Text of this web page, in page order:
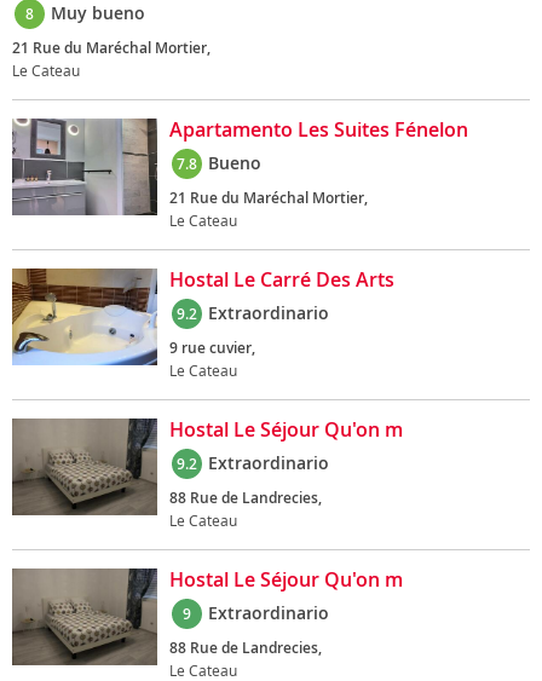
8 Muy bueno
21 Rue du Maréchal Mortier,
Le Cateau
Apartamento Les Suites Fénelon
7.8 Bueno
21 Rue du Maréchal Mortier,
Le Cateau
Hostal Le Carré Des Arts
9.2 Extraordinario
9 rue cuvier,
Le Cateau
Hostal Le Séjour Qu'on m
9.2 Extraordinario
88 Rue de Landrecies,
Le Cateau
Hostal Le Séjour Qu'on m
9 Extraordinario
88 Rue de Landrecies,
Le Cateau